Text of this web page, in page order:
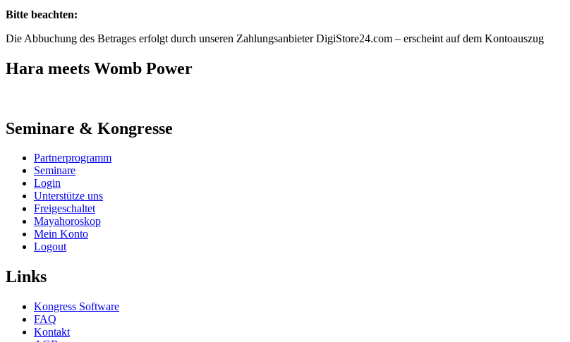
Bitte beachten:
Die Abbuchung des Betrages erfolgt durch unseren Zahlungsanbieter DigiStore24.com – erscheint auf dem Kontoauszug
Hara meets Womb Power
Seminare & Kongresse
Partnerprogramm
Seminare
Login
Unterstütze uns
Freigeschaltet
Mayahoroskop
Mein Konto
Logout
Links
Kongress Software
FAQ
Kontakt